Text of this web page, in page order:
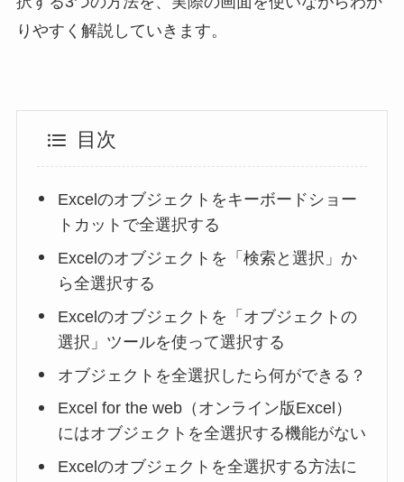
りやすく解説していきます。
目次
Excelのオブジェクトをキーボードショー
トカットで全選択する
Excelのオブジェクトを「検索と選択」か
ら全選択する
Excelのオブジェクトを「オブジェクトの
選択」ツールを使って選択する
オブジェクトを全選択したら何ができる？
Excel for the web（オンライン版Excel）
にはオブジェクトを全選択する機能がない
Excelのオブジェクトを全選択する方法に